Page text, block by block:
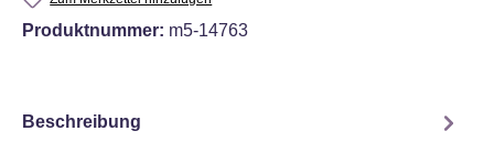
Produktnummer: m5-14763
Beschreibung